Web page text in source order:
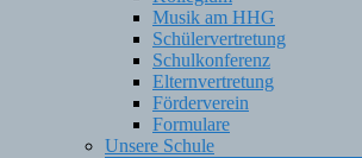
Musik am HHG
Schülervertretung
Schulkonferenz
Elternvertretung
Förderverein
Formulare
Unsere Schule